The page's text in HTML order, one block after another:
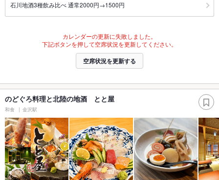
石川地酒3種飲み比べ 通常2000円→1500円
カレンダーの更新に失敗しました。
下記ボタンを押して空席状況を更新してください。
空席状況を更新する
のどぐろ料理と北陸の地酒 とと屋
和食 金沢駅